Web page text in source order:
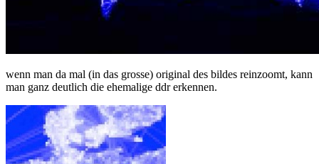
wenn man da mal (in das grosse) original des bildes reinzoomt, kann
man ganz deutlich die ehemalige ddr erkennen.